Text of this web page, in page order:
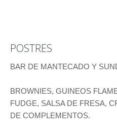
POSTRES
BAR DE MANTECADO Y
BROWNIES, GUINEOS
FUDGE, SALSA DE FRESA,
DE COMPLEMENTOS.